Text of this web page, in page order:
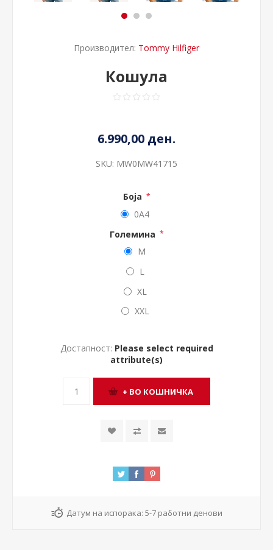
Производител: Tommy Hilfiger
Кошула
6.990,00 ден.
SKU: MW0MW41715
Боја *
0A4
Големина *
M
L
XL
XXL
Достапност: Please select required
attribute(s)
Датум на испорака: 5-7 работни денови